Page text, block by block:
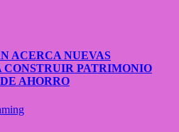
ACERCA NUEVAS
CONSTRUIR PATRIMONIO
AHORRO